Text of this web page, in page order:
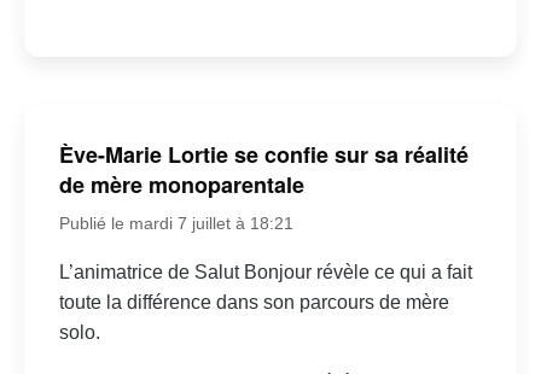
Ève-Marie Lortie se confie sur sa réalité
de mère monoparentale
Publié le mardi 7 juillet à 18:21
L’animatrice de Salut Bonjour révèle ce qui a fait
toute la différence dans son parcours de mère
solo.